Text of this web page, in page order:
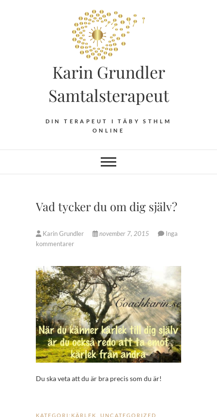
Karin Grundler
Samtalsterapeut
DIN TERAPEUT I TÄBY STHLM
ONLINE
Vad tycker du om dig själv?
Karin Grundler november 7, 2015
Inga
kommentarer
Du ska veta att du är bra precis som du är!
KATEGORI: KÄRLEK UNCATEGORIZED